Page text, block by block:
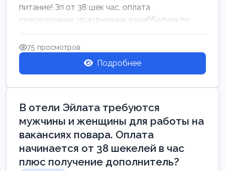
питание! Зп от 38 шек час, оплата
сверхурочных, праздничных и шаббатних по
закон...
75 просмотров
Подробнее
В отели Эйлата требуются
мужчины и женщины для работы на
вакансиях повара. Оплата
начинается от 38 шекелей в час
плюс получение дополнитель?